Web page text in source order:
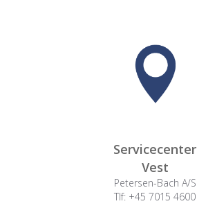
Servicecenter
Vest
Petersen-Bach A/S
Tlf: +45 7015 4600